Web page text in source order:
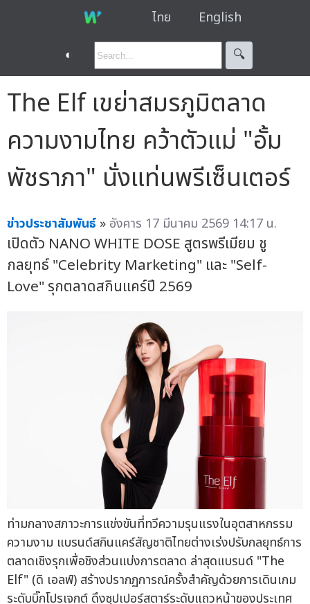
ไทย English
◐ 🔍︎
The Elf เขย่าสมรภูมิตลาด
ความงามไทย คว้าตัวแม่ "อั้ม
พัชราภา" นั่งแท่นพรีเซ็นเตอร์
ข่าวประชาสัมพันธ์ » อังคาร 17 มีนาคม 2569 14:17 น.
เปิดตัว NANO WHITE DOSE สูตรพรีเมียม ชู
กลยุทธ์ "Celebrity Marketing" และ "Self-
Love" รุกตลาดสกินแคร์ปี 2569
ท่ามกลางสภาวะการแข่งขันที่ทวีความรุนแรงในอุตสาหกรรม
ความงาม แบรนด์สกินแคร์สัญชาติไทยต่างเร่งปรับกลยุทธ์การ
ตลาดเชิงรุกเพื่อชิงส่วนแบ่งการตลาด ล่าสุดแบรนด์ "The
Elf" (ดิ เอลฟ์) สร้างปรากฏการณ์ครั้งสำคัญด้วยการเดินเกม
ระดับบิ๊กโปรเจกต์ ดึงซุปเปอร์สตาร์ระดับแถวหน้าของประเทศ